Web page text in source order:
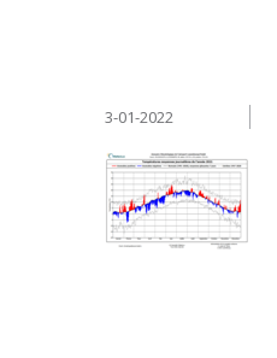
3-01-2022